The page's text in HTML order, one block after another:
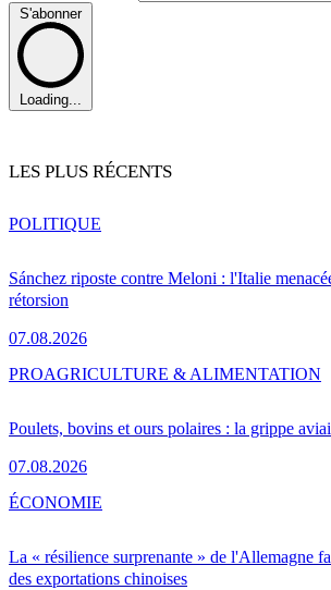
S'abonner
Loading...
LES PLUS RÉCENTS
Sánchez riposte contre Meloni : l'Italie
rétorsion
07.08.2026
POLITIQUE
Poulets, bovins et ours polaires : la grippe
07.08.2026
PROAGRICULTURE & ALIMENTATION
La « résilience surprenante » de l'Allemagne
des exportations chinoises
ÉCONOMIE